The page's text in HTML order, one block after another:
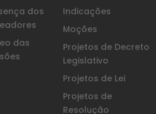
dos
das
Indicações
Moções
Projetos de Decreto
Legislativo
Projetos de Lei
Projetos de
Resolução